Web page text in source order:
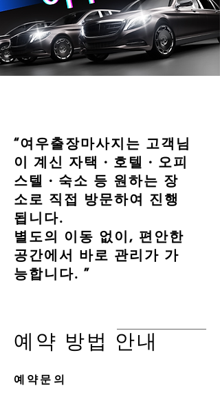
“여우출장마사지는 고객님
이 계신 자택 · 호텔 · 오피
스텔 · 숙소 등 원하는 장
소로 직접 방문하여 진행
됩니다.
별도의 이동 없이, 편안한
공간에서 바로 관리가 가
능합니다. ”
예약 방법 안내
​예약문의